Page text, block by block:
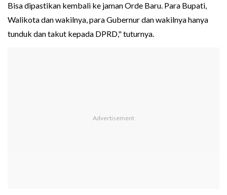
Bisa dipastikan kembali ke jaman Orde Baru. Para Bupati,
Walikota dan wakilnya, para Gubernur dan wakilnya hanya
tunduk dan takut kepada DPRD," tuturnya.